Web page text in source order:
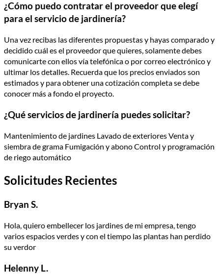
¿Cómo puedo contratar el proveedor que elegí
para el servicio de jardinería?
Una vez recibas las diferentes propuestas y hayas comparado y
decidido cuál es el proveedor que quieres, solamente debes
comunicarte con ellos vía telefónica o por correo electrónico y
ultimar los detalles. Recuerda que los precios enviados son
estimados y para obtener una cotización completa se debe
conocer más a fondo el proyecto.
¿Qué servicios de jardinería puedes solicitar?
Mantenimiento de jardines Lavado de exteriores Venta y
siembra de grama Fumigación y abono Control y programación
de riego automático
Solicitudes Recientes
Bryan S.
Hola, quiero embellecer los jardines de mi empresa, tengo
varios espacios verdes y con el tiempo las plantas han perdido
su verdor
Helenny L.